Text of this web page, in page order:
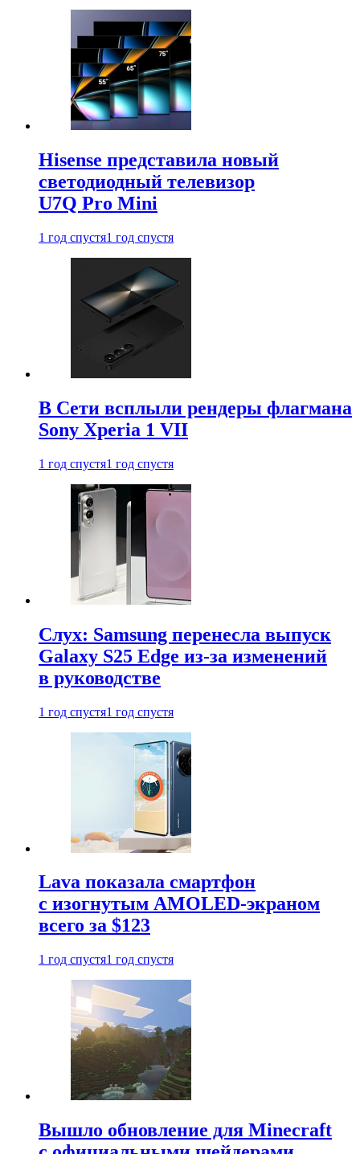
Hisense представила новый
светодиодный телевизор
U7Q Pro Mini
1 год спустя1 год спустя
В Сети всплыли рендеры флагмана
Sony Xperia 1 VII
1 год спустя1 год спустя
Слух: Samsung перенесла выпуск
Galaxy S25 Edge из-за изменений
в руководстве
1 год спустя1 год спустя
Lava показала смартфон
с изогнутым AMOLED-экраном
всего за $123
1 год спустя1 год спустя
Вышло обновление для Minecraft